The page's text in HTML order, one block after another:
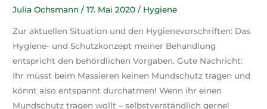
Julia Ochsmann/17. Mai 2020/ Hygiene
Zur aktuellen Situation und den Hygienevorschriften: Das
Hygiene- und Schutzkonzept meiner Behandlung
entspricht den behördlichen Vorgaben. Gute Nachricht:
Ihr müsst beim Massieren keinen Mundschutz tragen und
könnt also entspannt durchatmen! Wenn ihr einen
Mundschutz tragen wollt – selbstverständlich gerne!